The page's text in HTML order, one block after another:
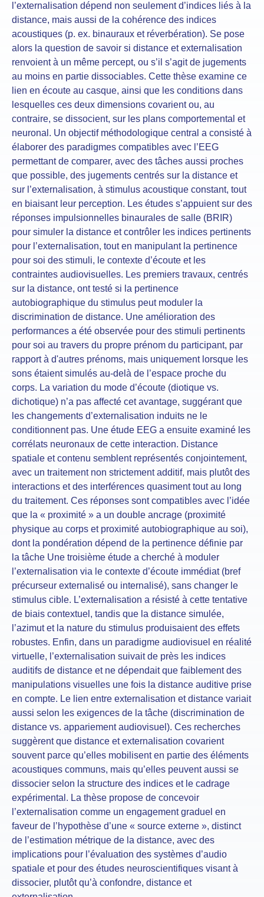
l’externalisation dépend non seulement d’indices liés à la
distance, mais aussi de la cohérence des indices
acoustiques (p. ex. binauraux et réverbération). Se pose
alors la question de savoir si distance et externalisation
renvoient à un même percept, ou s’il s’agit de jugements
au moins en partie dissociables. Cette thèse examine ce
lien en écoute au casque, ainsi que les conditions dans
lesquelles ces deux dimensions covarient ou, au
contraire, se dissocient, sur les plans comportemental et
neuronal. Un objectif méthodologique central a consisté à
élaborer des paradigmes compatibles avec l’EEG
permettant de comparer, avec des tâches aussi proches
que possible, des jugements centrés sur la distance et
sur l’externalisation, à stimulus acoustique constant, tout
en biaisant leur perception. Les études s’appuient sur des
réponses impulsionnelles binaurales de salle (BRIR)
pour simuler la distance et contrôler les indices pertinents
pour l’externalisation, tout en manipulant la pertinence
pour soi des stimuli, le contexte d’écoute et les
contraintes audiovisuelles. Les premiers travaux, centrés
sur la distance, ont testé si la pertinence
autobiographique du stimulus peut moduler la
discrimination de distance. Une amélioration des
performances a été observée pour des stimuli pertinents
pour soi au travers du propre prénom du participant, par
rapport à d'autres prénoms, mais uniquement lorsque les
sons étaient simulés au-delà de l’espace proche du
corps. La variation du mode d’écoute (diotique vs.
dichotique) n’a pas affecté cet avantage, suggérant que
les changements d’externalisation induits ne le
conditionnent pas. Une étude EEG a ensuite examiné les
corrélats neuronaux de cette interaction. Distance
spatiale et contenu semblent représentés conjointement,
avec un traitement non strictement additif, mais plutôt des
interactions et des interférences quasiment tout au long
du traitement. Ces réponses sont compatibles avec l’idée
que la « proximité » a un double ancrage (proximité
physique au corps et proximité autobiographique au soi),
dont la pondération dépend de la pertinence définie par
la tâche Une troisième étude a cherché à moduler
l’externalisation via le contexte d’écoute immédiat (bref
précurseur externalisé ou internalisé), sans changer le
stimulus cible. L’externalisation a résisté à cette tentative
de biais contextuel, tandis que la distance simulée,
l’azimut et la nature du stimulus produisaient des effets
robustes. Enfin, dans un paradigme audiovisuel en réalité
virtuelle, l’externalisation suivait de près les indices
auditifs de distance et ne dépendait que faiblement des
manipulations visuelles une fois la distance auditive prise
en compte. Le lien entre externalisation et distance variait
aussi selon les exigences de la tâche (discrimination de
distance vs. appariement audiovisuel). Ces recherches
suggèrent que distance et externalisation covarient
souvent parce qu’elles mobilisent en partie des éléments
acoustiques communs, mais qu’elles peuvent aussi se
dissocier selon la structure des indices et le cadrage
expérimental. La thèse propose de concevoir
l’externalisation comme un engagement graduel en
faveur de l’hypothèse d’une « source externe », distinct
de l’estimation métrique de la distance, avec des
implications pour l’évaluation des systèmes d’audio
spatiale et pour des études neuroscientifiques visant à
dissocier, plutôt qu’à confondre, distance et